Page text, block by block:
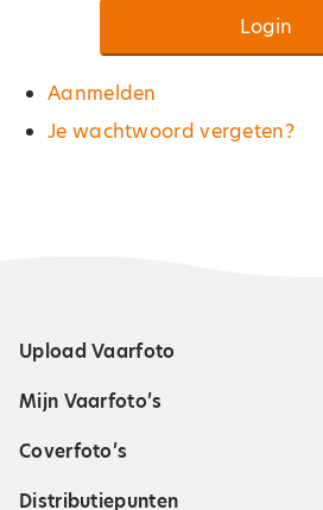
Login
Aanmelden
Je wachtwoord vergeten?
Upload Vaarfoto
Mijn Vaarfoto’s
Coverfoto’s
Distributiepunten